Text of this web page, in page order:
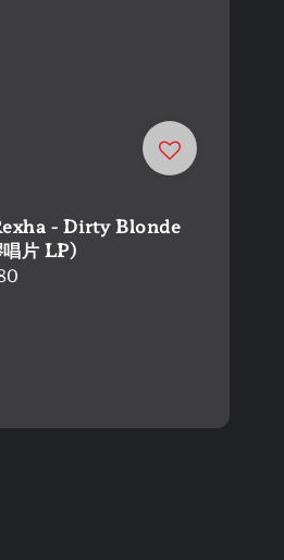
- Dirty Blonde
唱片 LP)